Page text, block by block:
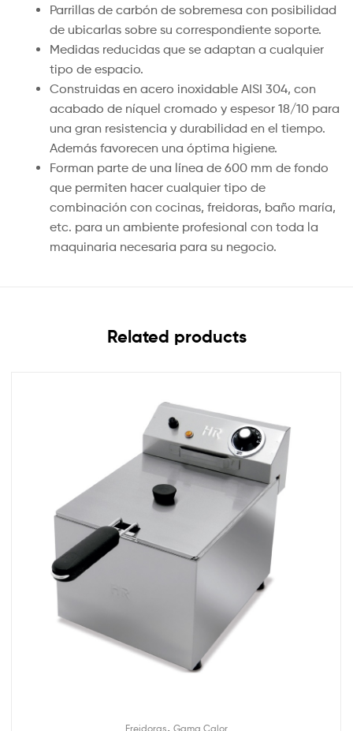
Parrillas de carbón de sobremesa con posibilidad
de ubicarlas sobre su correspondiente soporte.
Medidas reducidas que se adaptan a cualquier
tipo de espacio.
Construidas en acero inoxidable AISI 304, con
acabado de níquel cromado y espesor 18/10 para
una gran resistencia y durabilidad en el tiempo.
Además favorecen una óptima higiene.
Forman parte de una línea de 600 mm de fondo
que permiten hacer cualquier tipo de
combinación con cocinas, freidoras, baño maría,
etc. para un ambiente profesional con toda la
maquinaria necesaria para su negocio.
Related products
Freidoras, Gama Calor